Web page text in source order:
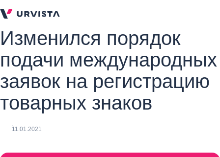
Изменился порядок
подачи международных
заявок на регистрацию
товарных знаков
11.01.2021